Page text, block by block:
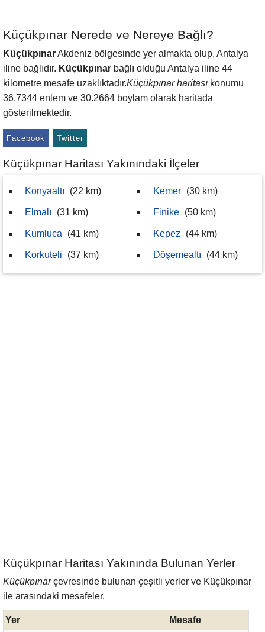
Küçükpınar Nerede ve Nereye Bağlı?
KüçükpınarAkdeniz bölgesinde yer almakta olup, Antalya
iline bağlıdır. Küçükpınar bağlı olduğu Antalya iline 44
kilometre mesafe uzaklıktadır.Küçükpınar haritası konumu
36.7344 enlem ve 30.2664 boylam olarak haritada
gösterilmektedir.
Facebook Twitter
Küçükpınar Haritası Yakınındaki İlçeler
Konyaaltı (22 km)
Elmalı (31 km)
Kumluca (41 km)
Korkuteli (37 km)
Kemer (30 km)
Finike (50 km)
Kepez (44 km)
Döşemealtı (44 km)
Küçükpınar Haritası Yakınında Bulunan Yerler
Küçükpınarçevresinde bulunan çeşitli yerler ve Küçükpınar
ile arasındaki mesafeler.
Yer
Mesafe